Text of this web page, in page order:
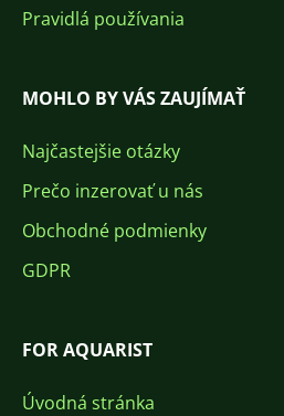
Pravidlá používania
MOHLO BY VÁS ZAUJÍMAŤ
Najčastejšie otázky
Prečo inzerovať u nás
Obchodné podmienky
GDPR
FOR AQUARIST
Úvodná stránka